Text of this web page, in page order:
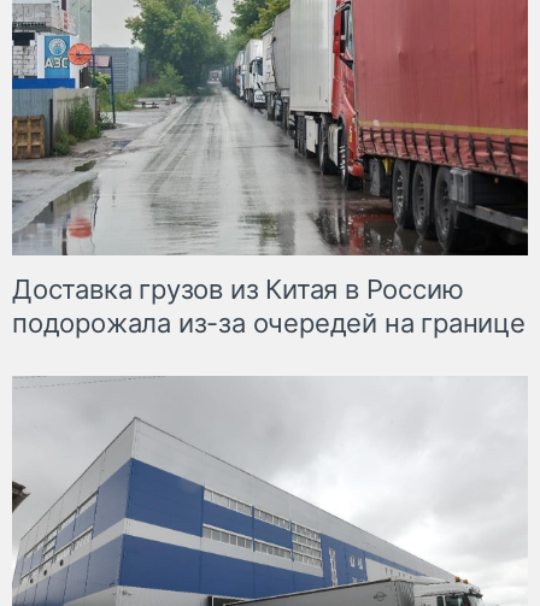
Доставка грузов из Китая в Россию
подорожала из-за очередей на границе